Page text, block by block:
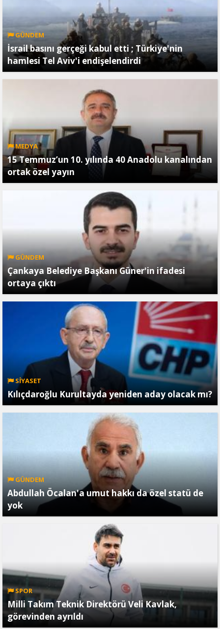
GÜNDEM
İsrail basını gerçeği kabul etti ; Türkiye'nin
hamlesi Tel Aviv'i endişelendirdi
MEDYA
15 Temmuz’un 10. yılında 40 Anadolu kanalından
ortak özel yayın
GÜNDEM
Çankaya Belediye Başkanı Güner'in ifadesi
ortaya çıktı
SİYASET
Kılıçdaroğlu Kurultayda yeniden aday olacak mı?
GÜNDEM
Abdullah Öcalan'a umut hakkı da özel statü de
yok
SPOR
Milli Takım Teknik Direktörü Veli Kavlak,
görevinden ayrıldı